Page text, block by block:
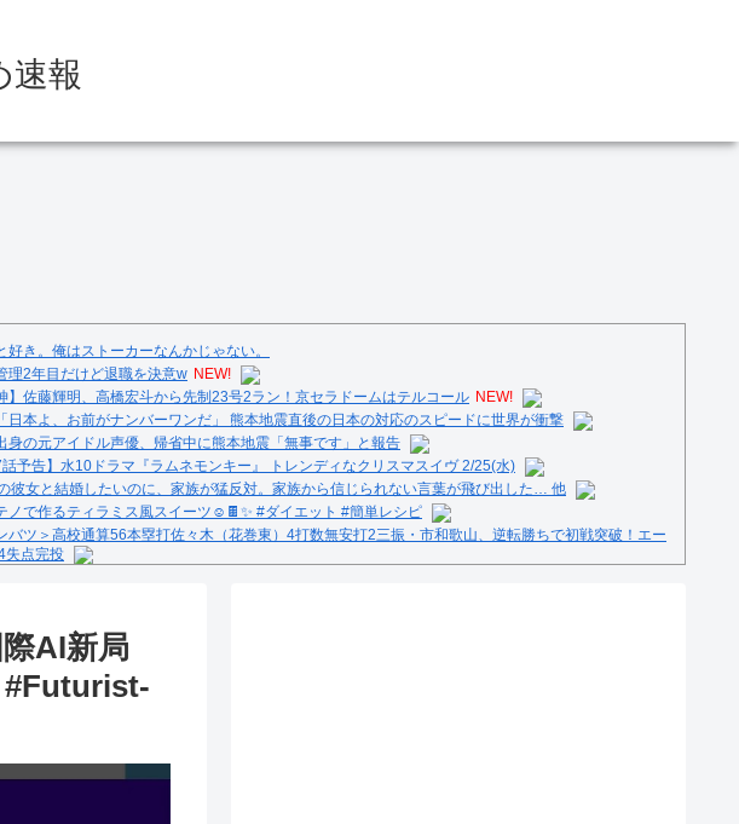
速報
好き。俺はストーカーなんかじゃない。
理2年目だけど退職を決意w NEW!
】佐藤輝明、高橋宏斗から先制23号2ラン！京セラドームはテルコール NEW!
日本よ、お前がナンバーワンだ」 熊本地震直後の日本の対応のスピードに世界が衝撃
身の元アイドル声優、帰省中に熊本地震「無事です」と報告
話予告】水10ドラマ『ラムネモンキー』 トレンディなクリスマスイヴ 2/25(水)
彼女と結婚したいのに、家族が猛反対。家族から信じられない言葉が飛び出した… 他
ノで作るティラミス風スイーツ☺️🍫✨ #ダイエット #簡単レシピ
バツ＞高校通算56本塁打佐々木（花巻東）4打数無安打2三振・市和歌山、逆転勝ちで初戦突破！エー
失点完投
AI新局
#Futurist-